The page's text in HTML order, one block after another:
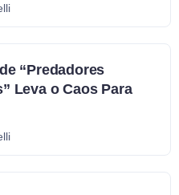
“Predadores
Leva o Caos Para